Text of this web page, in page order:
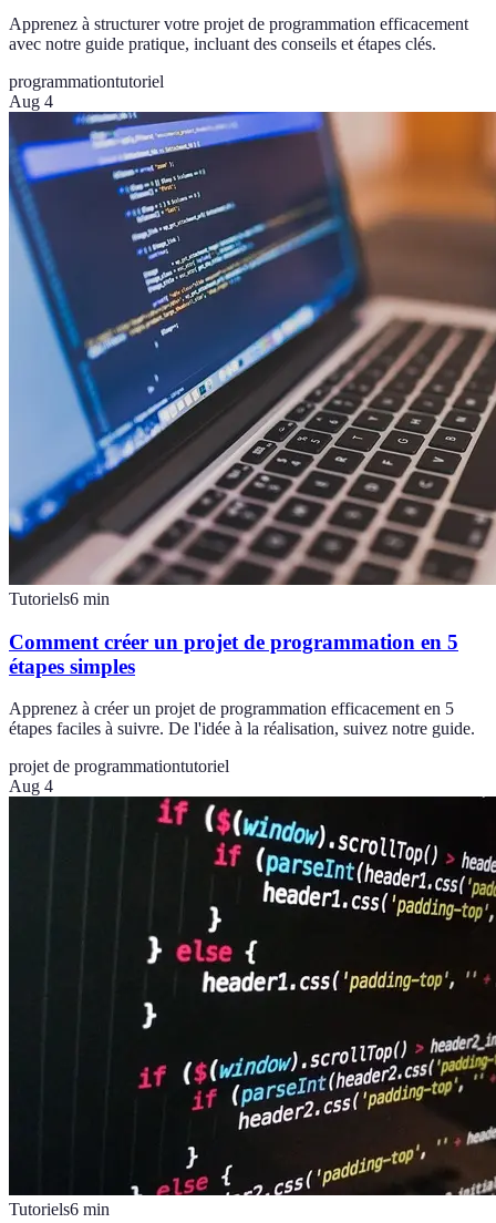
Apprenez à structurer votre projet de programmation efficacement
avec notre guide pratique, incluant des conseils et étapes clés.
programmationtutoriel
Aug 4
Tutoriels6 min
Comment créer un projet de programmation en 5
étapes simples
Apprenez à créer un projet de programmation efficacement en 5
étapes faciles à suivre. De l'idée à la réalisation, suivez notre guide.
projet de programmationtutoriel
Aug 4
Tutoriels6 min